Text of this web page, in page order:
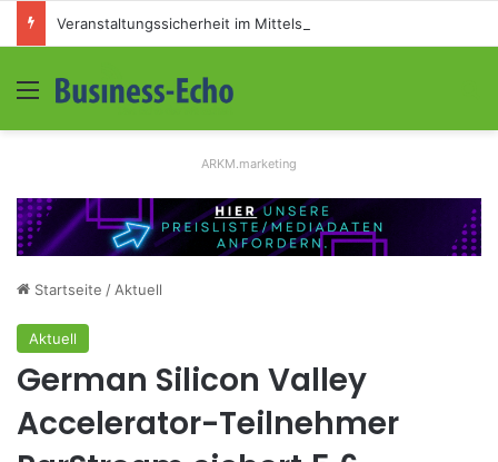
Menü
ARKM.marketing
Startseite / Aktuell
Aktuell
German Silicon Valley
Accelerator-Teilnehmer